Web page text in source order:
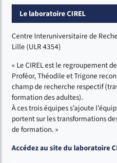
Le laboratoire CIREL
Centre Interuniversitaire de
Lille (ULR 4354)
« Le CIREL est le regroupement
Proféor, Théodile et Trigone
champ de recherche respectif
formation des adultes).
À ces trois équipes s’ajoute
portent sur les transformations
de formation. »
Accédez au site du laboratoire